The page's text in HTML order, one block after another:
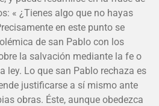
« ¿Tienes algo que no hayas
en este punto se
de san Pablo con los
la salvación mediante la fe o
ley. Lo que san Pablo rechaza es
justificarse a sí mismo ante
obras. Éste, aunque obedezca